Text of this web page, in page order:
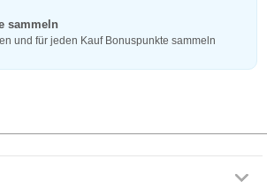
sammeln
und für jeden Kauf Bonuspunkte sammeln